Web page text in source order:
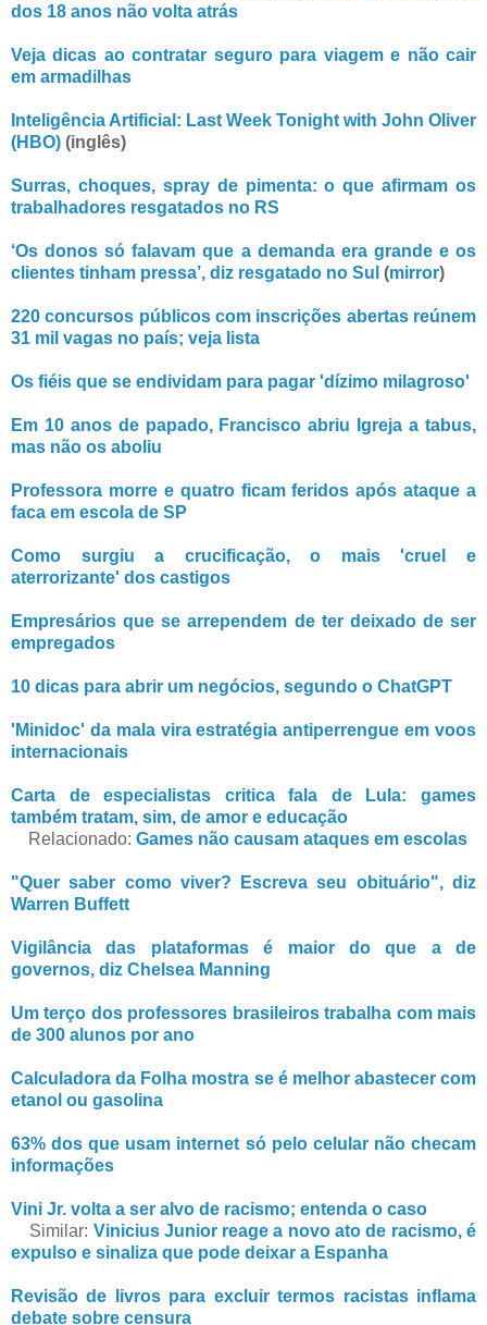
dos 18 anos não volta atrás
Veja dicas ao contratar seguro para viagem e não cair
em armadilhas
Inteligência Artificial: Last Week Tonight with John Oliver
(HBO) (inglês)
Surras, choques, spray de pimenta: o que afirmam os
trabalhadores resgatados no RS
‘Os donos só falavam que a demanda era grande e os
clientes tinham pressa’, diz resgatado no Sul (mirror)
220 concursos públicos com inscrições abertas reúnem
31 mil vagas no país; veja lista
Os fiéis que se endividam para pagar 'dízimo milagroso'
Em 10 anos de papado, Francisco abriu Igreja a tabus,
mas não os aboliu
Professora morre e quatro ficam feridos após ataque a
faca em escola de SP
Como surgiu a crucificação, o mais 'cruel e
aterrorizante' dos castigos
Empresários que se arrependem de ter deixado de ser
empregados
10 dicas para abrir um negócios, segundo o ChatGPT
'Minidoc' da mala vira estratégia antiperrengue em voos
internacionais
Carta de especialistas critica fala de Lula: games
também tratam, sim, de amor e educação
Relacionado: Games não causam ataques em escolas
"Quer saber como viver? Escreva seu obituário", diz
Warren Buffett
Vigilância das plataformas é maior do que a de
governos, diz Chelsea Manning
Um terço dos professores brasileiros trabalha com mais
de 300 alunos por ano
Calculadora da Folha mostra se é melhor abastecer com
etanol ou gasolina
63% dos que usam internet só pelo celular não checam
informações
Vini Jr. volta a ser alvo de racismo; entenda o caso
Similar: Vinicius Junior reage a novo ato de racismo, é
expulso e sinaliza que pode deixar a Espanha
Revisão de livros para excluir termos racistas inflama
debate sobre censura